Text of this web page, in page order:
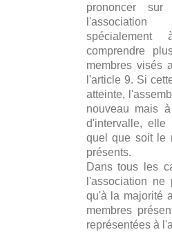
prononcer
comprendre
membres visés
l'article 9. Si
atteinte,
nouveau mais
d'intervalle, elle
quel que soit le
présents.
Dans tous les
l'association ne
qu'à la majorité
membres
représentées à